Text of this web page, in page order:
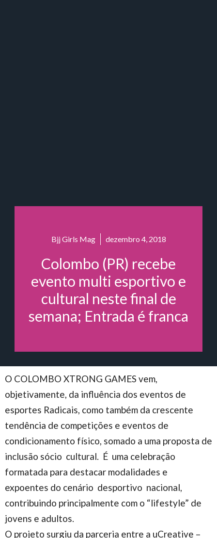
Bjj Girls Mag dezembro 4, 2018
Colombo (PR) recebe
evento multi esportivo e
cultural neste final de
semana; Entrada é franca
O COLOMBO XTRONG GAMES vem,
objetivamente, da influência dos eventos de
esportes Radicais, como também da crescente
tendência de competições e eventos de
condicionamento físico, somado a uma proposta de
inclusão sócio cultural. É uma celebração
formatada para destacar modalidades e
expoentes do cenário desportivo nacional,
contribuindo principalmente com o “lifestyle” de
jovens e adultos.
O projeto surgiu da parceria entre a uCreative –